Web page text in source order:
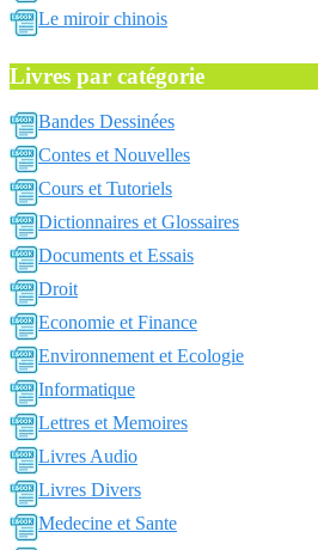
Le miroir chinois
Livres par catégorie
Bandes Dessinées
Contes et Nouvelles
Cours et Tutoriels
Dictionnaires et Glossaires
Documents et Essais
Droit
Economie et Finance
Environnement et Ecologie
Informatique
Lettres et Memoires
Livres Audio
Livres Divers
Medecine et Sante